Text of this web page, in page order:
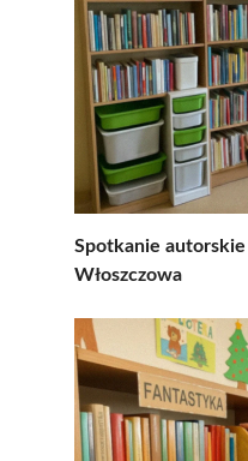
Spotkanie
Włoszczowa